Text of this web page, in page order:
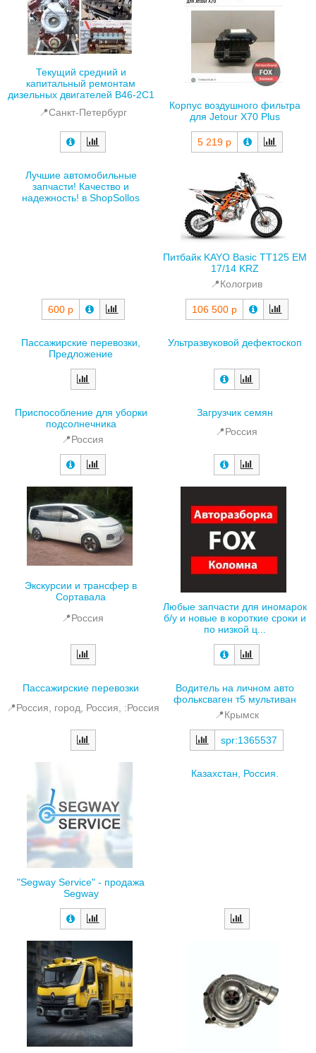
Текущий средний и
капитальный ремонтам
дизельных двигателей В46-2С1
📍Санкт-Петербург
Корпус воздушного фильтра
для Jetour X70 Plus
5 219 р
Лучшие автомобильные
запчасти! Качество и
надежность! в ShopSollos
600 р
Питбайк KAYO Basic TT125 EM
17/14 KRZ
📍Кологрив
106 500 р
Пассажирские перевозки,
Предложение
Ультразвуковой дефектоскоп
Приспособление для уборки
подсолнечника
📍Россия
Загрузчик семян
📍Россия
Экскурсии и трансфер в
Сортавала
📍Россия
Любые запчасти для иномарок
б/у и новые в короткие сроки и
по низкой ц...
Пассажирские перевозки
📍Россия, город, Россия, :Россия
Водитель на личном авто
фольксваген т5 мультиван
📍Крымск
spr:1365537
"Segway Service" - продажа
Segway
Казахстан, Россия.